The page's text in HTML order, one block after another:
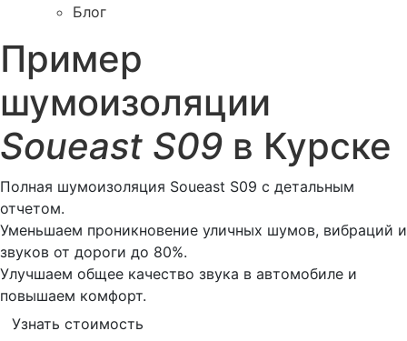
Блог
Пример
шумоизоляции
Soueast S09 в Курске
Полная шумоизоляция Soueast S09 с детальным
отчетом.
Уменьшаем проникновение уличных шумов, вибраций и
звуков от дороги до 80%.
Улучшаем общее качество звука в автомобиле и
повышаем комфорт.
Узнать стоимость